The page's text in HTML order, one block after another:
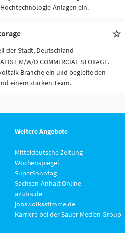
Anlagen ein.
der Stadt, Deutschland
M/W/D COMMERCIAL STORAGE.
Branche ein und begleite den
einem starken Team.
Weitere Angebote
Mitteldeutsche Zeitung
Wochenspiegel
SuperSonntag
Sachsen-Anhalt Online
azubis.de
jobs.volksstimme.de
Karriere bei der Bauer Medien Group